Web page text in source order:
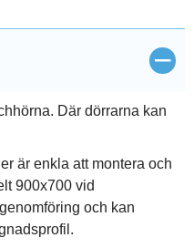
Stäng
Där dörrarna kan
är enkla att montera och
900x700 vid
och kan